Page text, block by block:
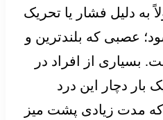
به دلیل فشار یا تحریک
عصبی که بلندترین و
از افراد در
دچار این درد
مدت زیادی پشت میز